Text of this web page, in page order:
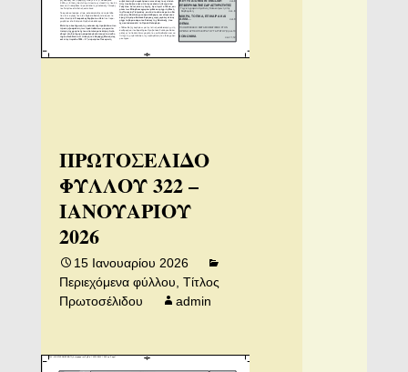
ΠΡΩΤΟΣΕΛΙΔΟ
ΦΥΛΛΟΥ 322 –
ΙΑΝΟΥΑΡΙΟΥ
2026
15 Ιανουαρίου 2026
Περιεχόμενα φύλλου, Τίτλος
Πρωτοσέλιδου
admin